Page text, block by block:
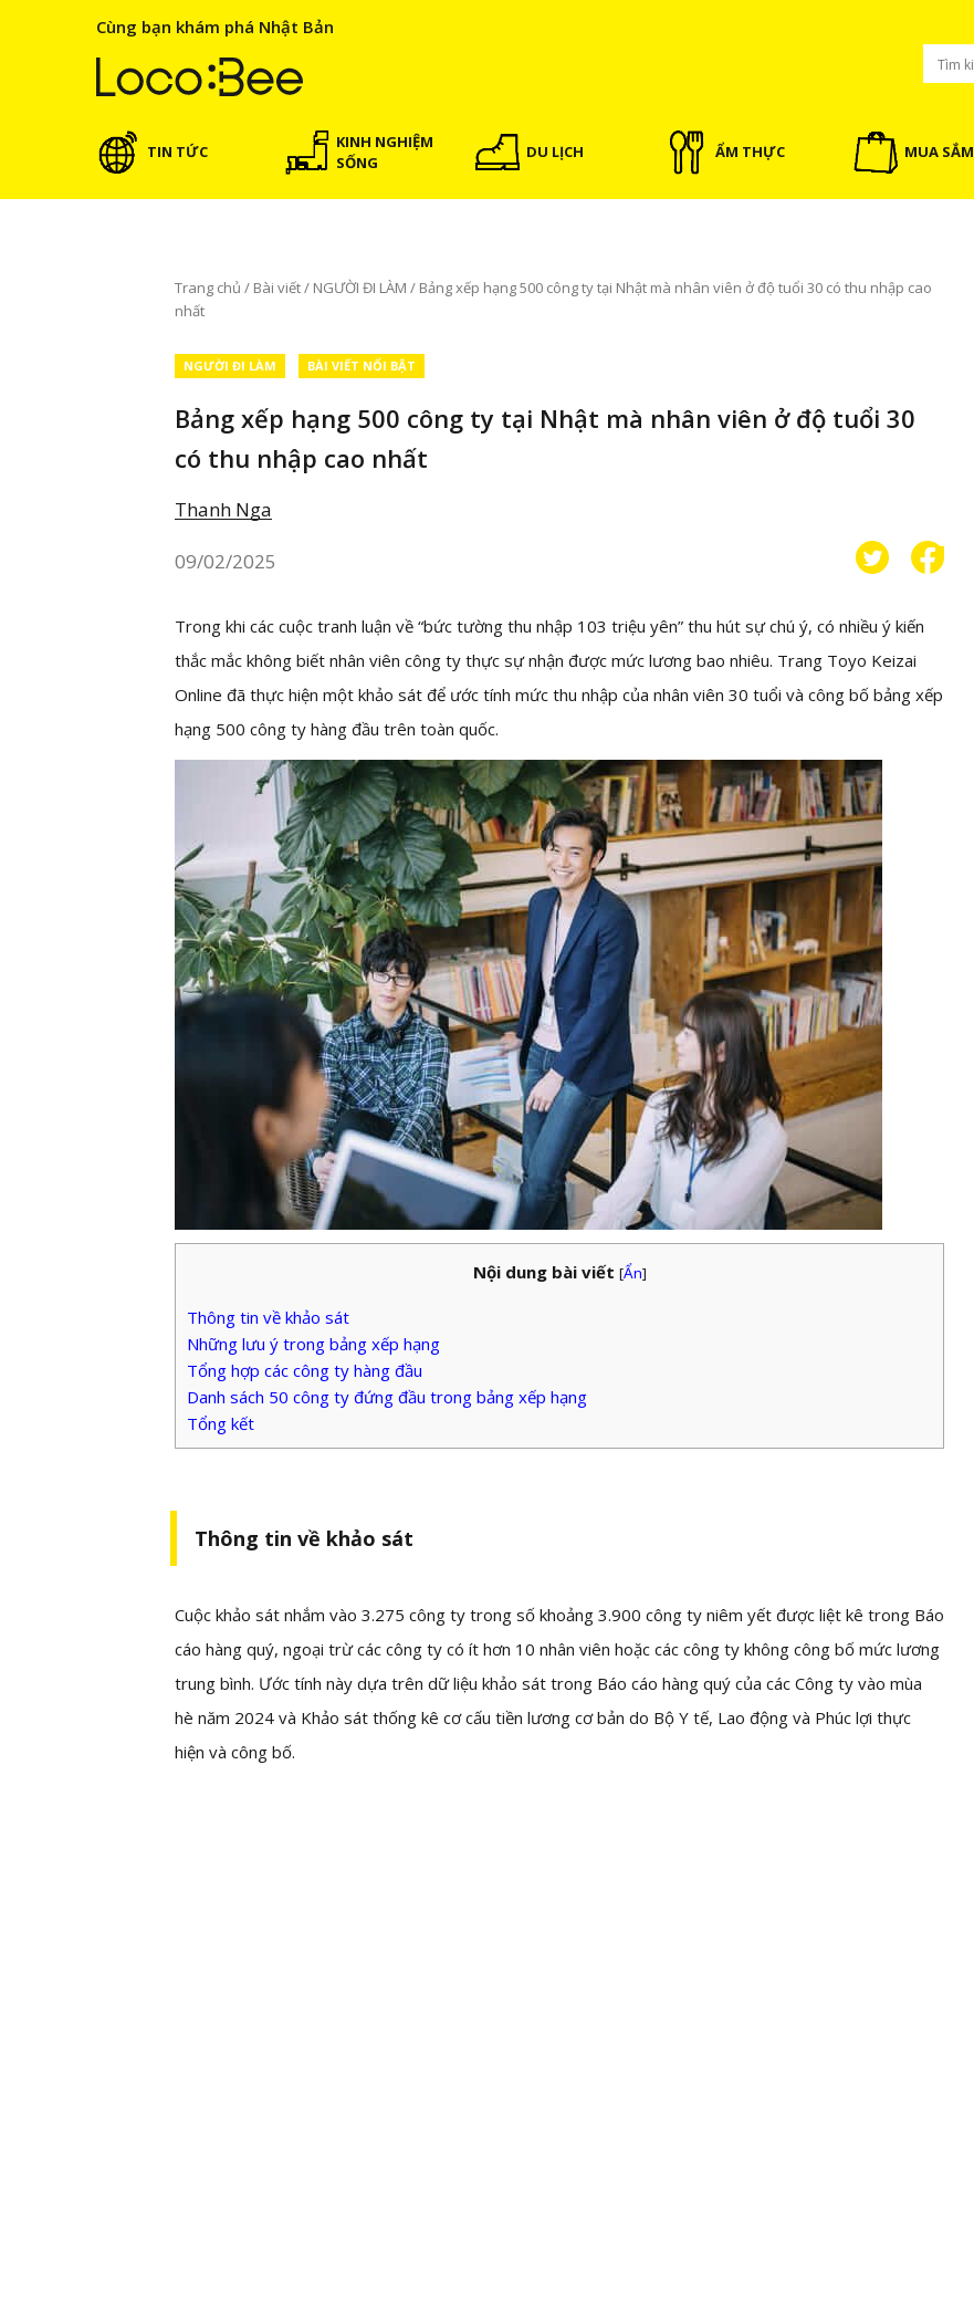
Cùng bạn khám phá Nhật Bản
TIN TỨC
KINH NGHIỆM
SỐNG
DU LỊCH ẨM THỰC MUA SẮM
Trang chủ / Bài viết/ NGƯỜI ĐI LÀM / Bảng xếp hạng 500 công ty tại Nhật mà nhân viên ở độ tuổi 30 có thu nhập cao
nhất
NGƯỜI ĐI LÀM BÀI VIẾT NỔI BẬT
Bảng xếp hạng 500 công ty tại Nhật mà nhân viên ở độ tuổi 30
có thu nhập cao nhất
Thanh Nga
09/02/2025
Trong khi các cuộc tranh luận về “bức tường thu nhập 103 triệu yên” thu hút sự chú ý, có nhiều ý kiến
thắc mắc không biết nhân viên công ty thực sự nhận được mức lương bao nhiêu. Trang Toyo Keizai
Online đã thực hiện một khảo sát để ước tính mức thu nhập của nhân viên 30 tuổi và công bố bảng xếp
hạng 500 công ty hàng đầu trên toàn quốc.
Nội dung bài viết [Ẩn]
Thông tin về khảo sát
Những lưu ý trong bảng xếp hạng
Tổng hợp các công ty hàng đầu
Danh sách 50 công ty đứng đầu trong bảng xếp hạng
Tổng kết
Thông tin về khảo sát
Cuộc khảo sát nhắm vào 3.275 công ty trong số khoảng 3.900 công ty niêm yết được liệt kê trong Báo
cáo hàng quý, ngoại trừ các công ty có ít hơn 10 nhân viên hoặc các công ty không công bố mức lương
trung bình. Ước tính này dựa trên dữ liệu khảo sát trong Báo cáo hàng quý của các Công ty vào mùa
hè năm 2024 và Khảo sát thống kê cơ cấu tiền lương cơ bản do Bộ Y tế, Lao động và Phúc lợi thực
hiện và công bố.